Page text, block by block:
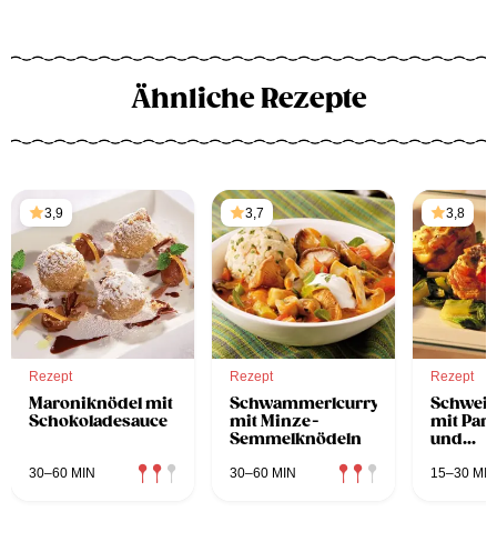
Ähnliche Rezepte
3,9
Rezept
Maroniknödel mit
Schokoladesauce
30–60 MIN
3,7
Rezept
Schwammerlcurry
mit Minze-
Semmelknödeln
30–60 MIN
3,8
Rezept
mit
und
15–30 MIN